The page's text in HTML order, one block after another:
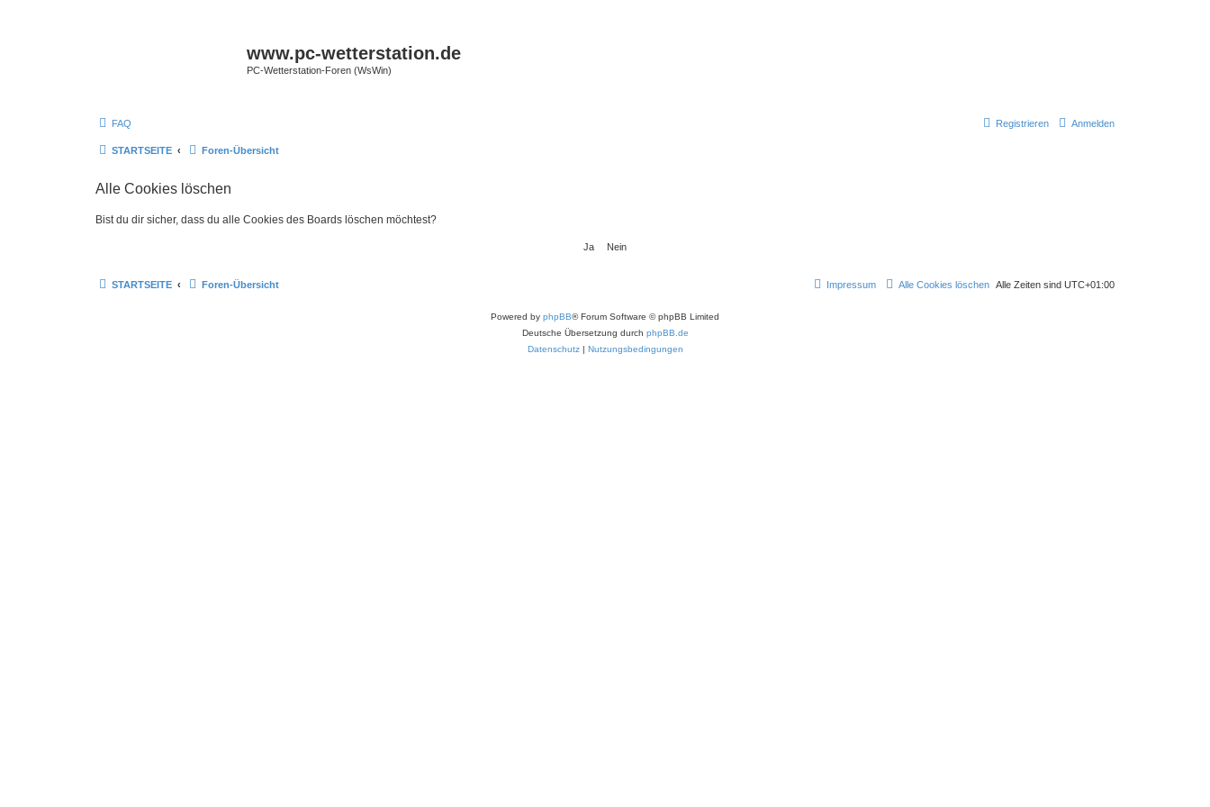
www.pc-wetterstation.de
PC-Wetterstation-Foren (WsWin)
FAQ Anmelden
Registrieren
STARTSEITE Foren-Übersicht
Alle Cookies löschen
Bist du dir sicher, dass du alle Cookies des Boards löschen möchtest?
STARTSEITE Foren-Übersicht Alle Zeiten sind UTC+01:00
Alle Cookies löschen
Impressum
Powered by phpBB® Forum Software © phpBB Limited
Deutsche Übersetzung durch phpBB.de
Datenschutz| Nutzungsbedingungen